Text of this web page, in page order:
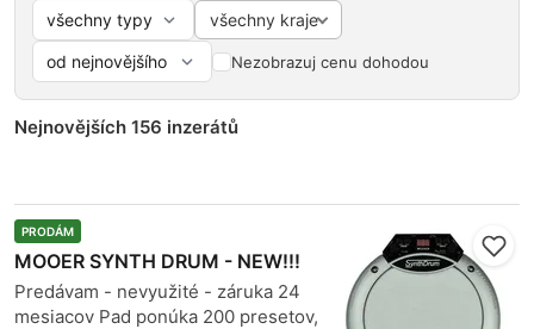
všechny kraje
Nezobrazuj cenu dohodou
Nejnovějších 156 inzerátů
PRODÁM
MOOER SYNTH DRUM - NEW!!!
Predávam - nevyužité - záruka 24
mesiacov Pad ponúka 200 presetov,